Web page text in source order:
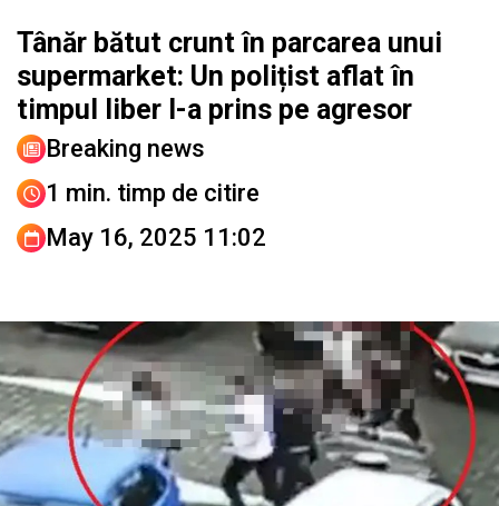
Tânăr bătut crunt în parcarea unui
supermarket: Un polițist aflat în
timpul liber l-a prins pe agresor
Breaking news
1 min. timp de citire
May 16, 2025 11:02